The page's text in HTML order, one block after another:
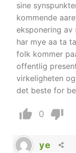
sine
kommende
eksponering av
har mye aa ta
folk kommer
offentlig
virkeligheten
det beste for
0
ye